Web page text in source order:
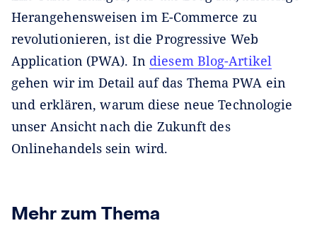
Herangehensweisen im E-Commerce zu
revolutionieren, ist die Progressive Web
Application (PWA). In diesem Blog-Artikel
gehen wir im Detail auf das Thema PWA ein
und erklären, warum diese neue Technologie
unser Ansicht nach die Zukunft des
Onlinehandels sein wird.
Mehr zum Thema